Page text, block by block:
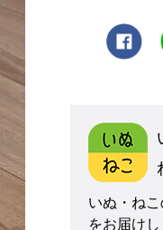
いぬ・ね
をお届けし